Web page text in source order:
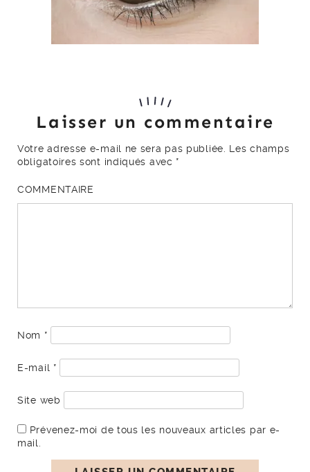
Laisser un commentaire
Votre adresse e-mail ne sera pas publiée.
Les champs
obligatoires sont indiqués avec *
COMMENTAIRE
Nom *
E-mail *
Site web
Prévenez-moi de tous les nouveaux articles par e-
mail.